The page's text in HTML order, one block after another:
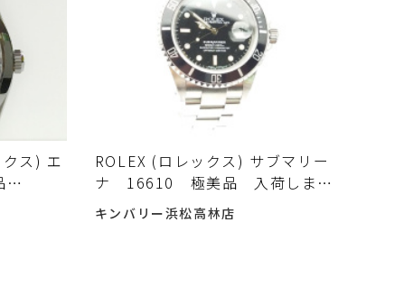
クス) エ
ROLEX (ロレックス) サブマリー
ナ 16610 極美品 入荷しまし
た!!
キンバリー浜松高林店